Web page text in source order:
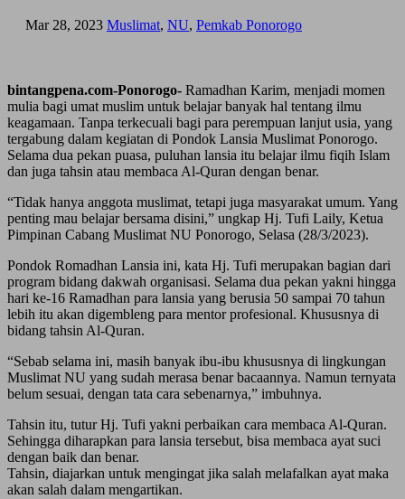
Mar 28, 2023 Muslimat, NU, Pemkab Ponorogo
bintangpena.com-Ponorogo- Ramadhan Karim, menjadi momen
mulia bagi umat muslim untuk belajar banyak hal tentang ilmu
keagamaan. Tanpa terkecuali bagi para perempuan lanjut usia, yang
tergabung dalam kegiatan di Pondok Lansia Muslimat Ponorogo.
Selama dua pekan puasa, puluhan lansia itu belajar ilmu fiqih Islam
dan juga tahsin atau membaca Al-Quran dengan benar.
“Tidak hanya anggota muslimat, tetapi juga masyarakat umum. Yang
penting mau belajar bersama disini,” ungkap Hj. Tufi Laily, Ketua
Pimpinan Cabang Muslimat NU Ponorogo, Selasa (28/3/2023).
Pondok Romadhan Lansia ini, kata Hj. Tufi merupakan bagian dari
program bidang dakwah organisasi. Selama dua pekan yakni hingga
hari ke-16 Ramadhan para lansia yang berusia 50 sampai 70 tahun
lebih itu akan digembleng para mentor profesional. Khususnya di
bidang tahsin Al-Quran.
“Sebab selama ini, masih banyak ibu-ibu khususnya di lingkungan
Muslimat NU yang sudah merasa benar bacaannya. Namun ternyata
belum sesuai, dengan tata cara sebenarnya,” imbuhnya.
Tahsin itu, tutur Hj. Tufi yakni perbaikan cara membaca Al-Quran.
Sehingga diharapkan para lansia tersebut, bisa membaca ayat suci
dengan baik dan benar.
Tahsin, diajarkan untuk mengingat jika salah melafalkan ayat maka
akan salah dalam mengartikan.